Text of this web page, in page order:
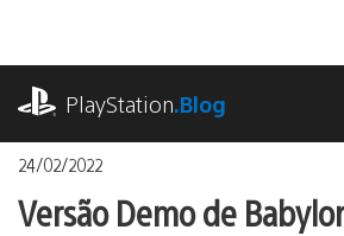
o
conteúdo
PlayStation.Blog
24/02/2022
Versão Demo de